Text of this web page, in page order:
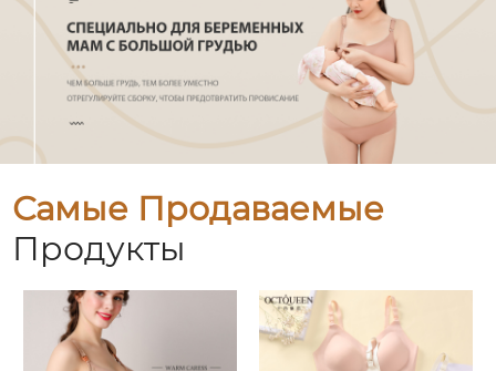
Самые Продаваемые
Продукты